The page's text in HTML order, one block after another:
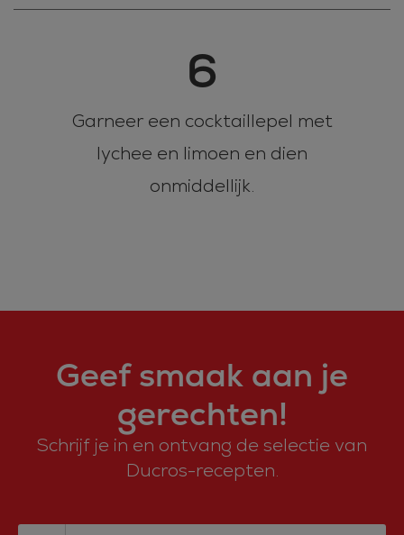
6
Garneer een cocktaillepel met
lychee en limoen en dien
onmiddellijk.
Geef smaak aan je
gerechten!
Schrijf je in en ontvang de selectie van
Ducros-recepten.